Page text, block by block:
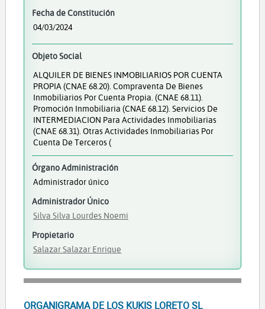
Fecha de Constitución
04/03/2024
Objeto Social
ALQUILER DE BIENES INMOBILIARIOS POR CUENTA
PROPIA (CNAE 68.20). Compraventa De Bienes
Inmobiliarios Por Cuenta Propia. (CNAE 68.11).
Promoción Inmobiliaria (CNAE 68.12). Servicios De
INTERMEDIACION Para Actividades Inmobiliarias
(CNAE 68.31). Otras Actividades Inmobiliarias Por
Cuenta De Terceros (
Órgano Administración
Administrador único
Administrador Único
Silva Silva Lourdes Noemi
Propietario
Salazar Salazar Enrique
ORGANIGRAMA DE LOS KUKIS LORETO SL